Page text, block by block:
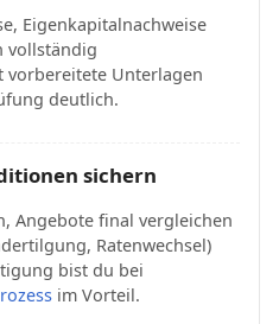
Eigenkapitalnachweise
vollständig
vorbereitete Unterlagen
deutlich.
sichern
Angebote final vergleichen
Ratenwechsel)
bist du bei
im Vorteil.